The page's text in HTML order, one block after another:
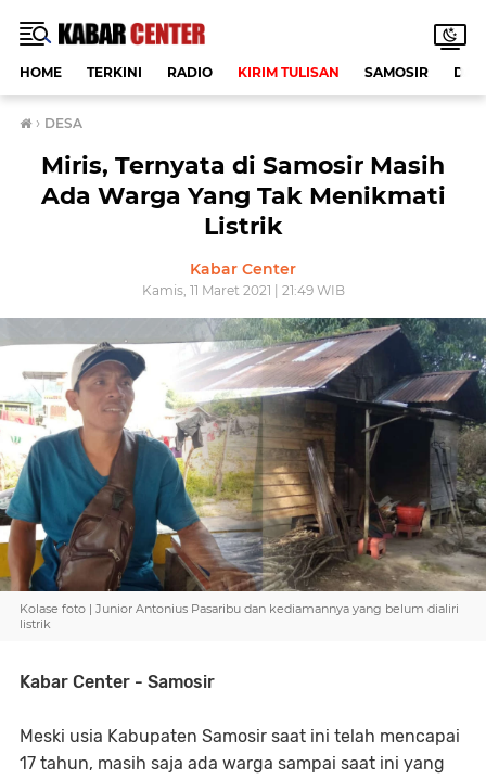
HOME TERKINI RADIO KIRIM TULISAN SAMOSIR
› DESA
Miris, Ternyata di Samosir Masih
Ada Warga Yang Tak Menikmati
Listrik
Kabar Center
Kamis, 11 Maret 2021 | 21:49 WIB
Kolase foto | Junior Antonius Pasaribu dan kediamannya yang belum dialiri
listrik
Kabar Center - Samosir
Meski usia Kabupaten Samosir saat ini telah mencapai
17 tahun, masih saja ada warga sampai saat ini yang